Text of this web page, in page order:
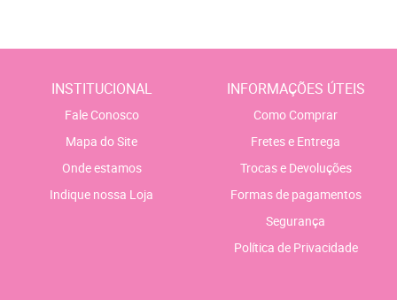
INSTITUCIONAL
Fale Conosco
Mapa do Site
Onde estamos
Indique nossa Loja
INFORMAÇÕES ÚTEIS
Como Comprar
Fretes e Entrega
Trocas e Devoluções
Formas de pagamentos
Segurança
Política de Privacidade